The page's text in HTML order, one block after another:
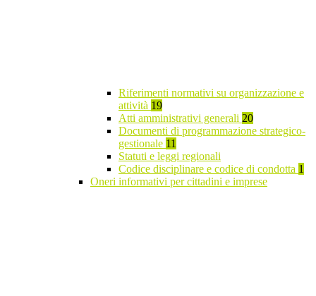
Riferimenti normativi su organizzazione e
attività 19
Atti amministrativi generali 20
Documenti di programmazione strategico-
gestionale 11
Statuti e leggi regionali
Codice disciplinare e codice di condotta 1
Oneri informativi per cittadini e imprese